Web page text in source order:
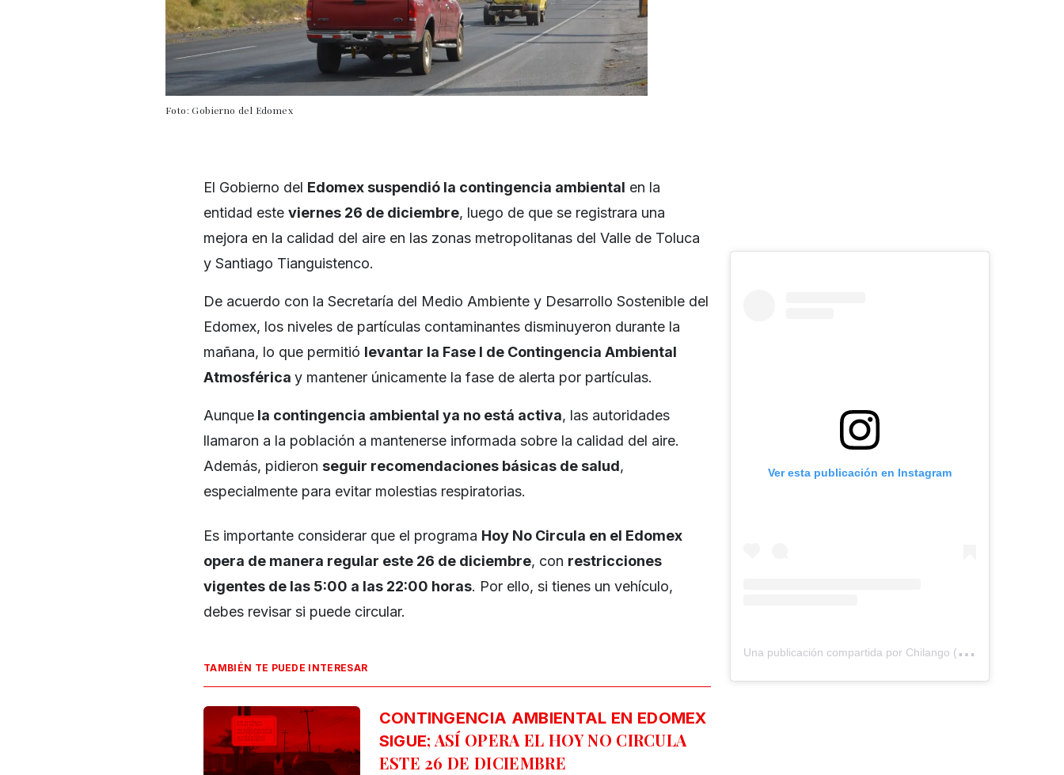
Foto: Gobierno del Edomex
El Gobierno del Edomex suspendió la contingencia ambiental en la
entidad este viernes 26 de diciembre, luego de que se registrara una
mejora en la calidad del aire en las zonas metropolitanas del Valle de Toluca
y Santiago Tianguistenco.
De acuerdo con la Secretaría del Medio Ambiente y Desarrollo Sostenible del
Edomex, los niveles de partículas contaminantes disminuyeron durante la
mañana, lo que permitió levantar la Fase I de Contingencia Ambiental
Atmosférica y mantener únicamente la fase de alerta por partículas.
Aunque la contingencia ambiental ya no está activa, las autoridades
llamaron a la población a mantenerse informada sobre la calidad del aire.
Además, pidieron seguir recomendaciones básicas de salud,
especialmente para evitar molestias respiratorias.
Es importante considerar que el programa Hoy No Circula en el Edomex
opera de manera regular este 26 de diciembre, con restricciones
vigentes de las 5:00 a las 22:00 horas. Por ello, si tienes un vehículo,
debes revisar si puede circular.
TAMBIÉN TE PUEDE INTERESAR
CONTINGENCIA AMBIENTAL EN EDOMEX
SIGUE; ASÍ OPERA EL HOY NO CIRCULA
ESTE 26 DE DICIEMBRE
Ver esta publicación en Instagram
U
na publicación compartida por Chilango (@chilangocom)